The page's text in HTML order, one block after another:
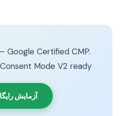
Google Certified CMP.
Mode V2 ready.
آزمایش